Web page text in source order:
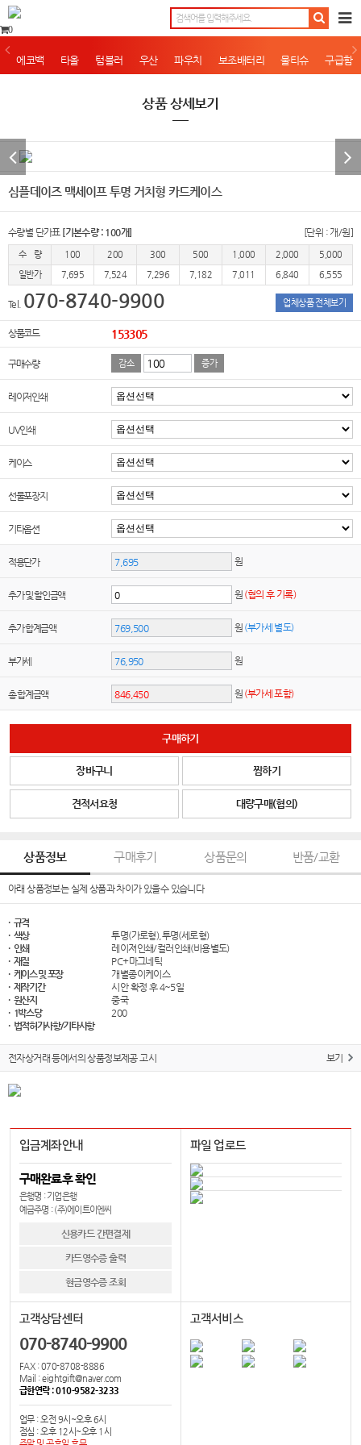
0
에코백 타올 텀블러 우산 파우치 보조배터리 물티슈 구급함
상품 상세보기
심플데이즈 맥세이프 투명 거치형 카드케이스
수량별 단가표 [기본수량 : 100개] [단위 : 개/원]
수 량 100 200 300 500 1,000 2,000
5,000
일반가
7,695 7,524 7,296 7,182 7,011 6,840 6,555
Tel. 070-8740-9900 업체상품 전체보기
상품코드 153305
구매수량 감소 증가
레이저인쇄
UV인쇄
케이스
선물포장지
기타옵션
적용단가 원
추가 및 할인금액 원 (협의 후 기록)
추가 합계금액 원 (부가세 별도)
부가세 원
총 합계금액 원 (부가세 포함)
구매하기
장바구니 찜하기
견적서요청 대량구매(협의)
상품정보 구매후기 상품문의 반품/교환
아래 상품정보는 실제 상품과 차이가 있을수 있습니다
· 규격
· 색상
투명(가로형),투명(세로형)
· 인쇄
레이져인쇄/컬러인쇄(비용별도)
· 재질
PC+마그네틱
· 케이스 및 포장
개별종이케이스
· 제작기간
시안 확정 후 4~5일
· 원산지
중국
· 1박스당
200
· 법적허가사항/기타사항
전자상거래 등에서의 상품정보제공 고시 보기
입금계좌안내
구매완료후 확인
은행명 : 기업은행
예금주명 : (주)에이트이엔씨
신용카드 간편결제
카드영수증 출력
현금영수증 조회
파일 업로드
고객상담센터
070-8740-9900
FAX : 070-8708-8886
Mail : eightgift@naver.com
급한연락 : 010-9582-3233
업무 : 오전 9시~오후 6시
점심 : 오후 12시~오후 1시
고객서비스